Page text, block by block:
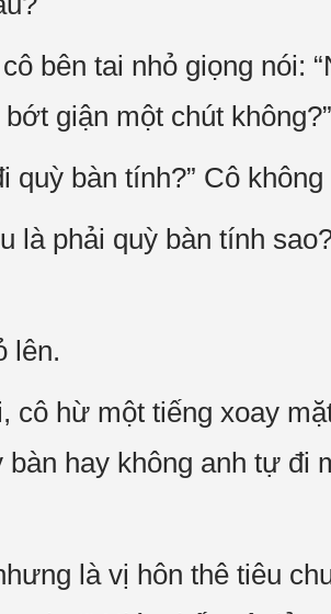
bên tai nhỏ giọng nói:
giận một chút không?”
quỳ bàn tính?” Cô không
là phải quỳ bàn tính
lên.
hừ một tiếng xoay
hay không anh tự đi
là vị hôn thê tiêu